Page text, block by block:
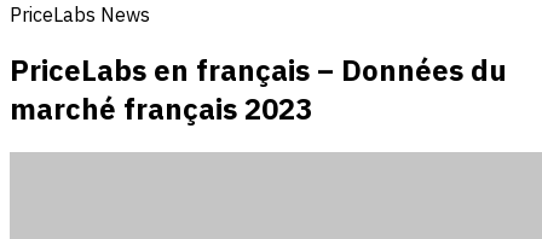
PriceLabs News
PriceLabs en français – Données du
marché français 2023